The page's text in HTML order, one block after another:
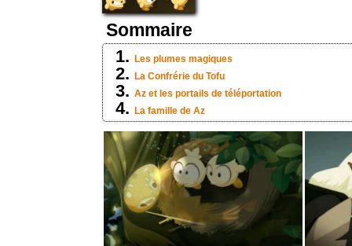
Sommaire
Les plumes magiques
La Confrérie du Tofu
Az et les portails de téléportation
La famille de Az